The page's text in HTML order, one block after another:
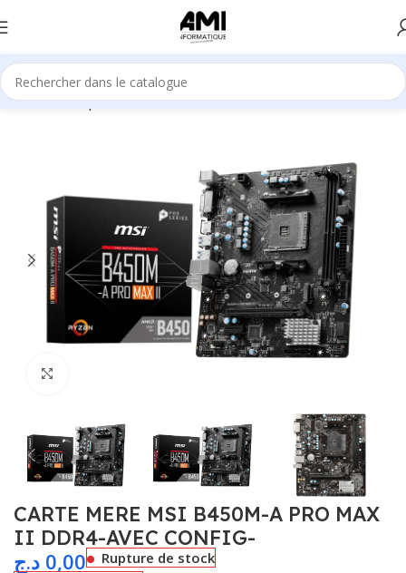
Accueil Composants Cartes mère
CARTE MERE MSI B450M-A PRO MAX
II DDR4-AVEC CONFIG-
0,00 د.ج
Rupture de stock